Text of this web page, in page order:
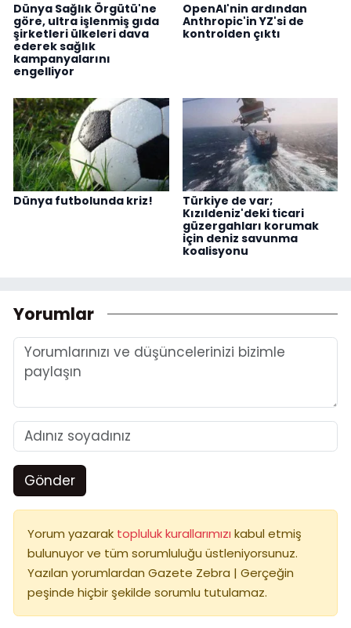
Dünya Sağlık Örgütü'ne
göre, ultra işlenmiş gıda
şirketleri ülkeleri dava
ederek sağlık
kampanyalarını
engelliyor
OpenAI'nin ardından
Anthropic'in YZ'si de
kontrolden çıktı
Dünya futbolunda kriz!
Türkiye de var;
Kızıldeniz'deki ticari
güzergahları korumak
için deniz savunma
koalisyonu
Yorumlar
Gönder
Yorum yazarak topluluk kurallarımızı kabul etmiş
bulunuyor ve tüm sorumluluğu üstleniyorsunuz.
Yazılan yorumlardan Gazete Zebra | Gerçeğin
peşinde hiçbir şekilde sorumlu tutulamaz.